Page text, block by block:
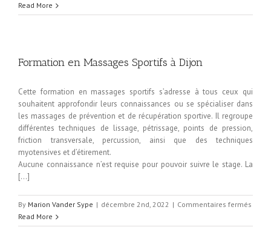
Massages
Read More
Formation en Massages Sportifs à Dijon
Cette formation en massages sportifs s’adresse à tous ceux qui
souhaitent approfondir leurs connaissances ou se spécialiser dans
les massages de prévention et de récupération sportive. Il regroupe
différentes techniques de lissage, pétrissage, points de pression,
friction transversale, percussion, ainsi que des techniques
myotensives et d’étirement.
Aucune connaissance n’est requise pour pouvoir suivre le stage. La
[…]
By Marion Vander Sype | décembre 2nd, 2022 | Commentaires fermés
en
Read More